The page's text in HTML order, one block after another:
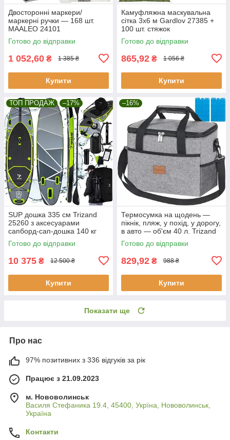
Двосторонні маркери/
маркерні ручки — 168 шт.
MAALEO 24101
Готово до відправки
1 052,60 ₴ 1 385 ₴
Купити
Камуфляжна маскувальна
сітка 3x6 м Gardlov 27385 +
100 шт. стяжок
Готово до відправки
865,92 ₴ 1 056 ₴
Купити
ТОП ПРОДАЖ –17%
SUP дошка 335 см Trizand
25260 з аксесуарами
сапборд-сап-дошка 140 кг
Готово до відправки
10 375 ₴ 12 500 ₴
Купити
–16%
Термосумка на щодень —
пікнік, пляж, у похід, у дорогу,
в авто — об'єм 40 л. Trizand
23843
Готово до відправки
829,92 ₴ 988 ₴
Купити
Показати ще
Про нас
97% позитивних з 336 відгуків за рік
Працює з 21.09.2023
м. Нововолинськ
Василя Стефаника 19.4, 45400, Укрїна, Нововолинськ,
Україна
Контакти